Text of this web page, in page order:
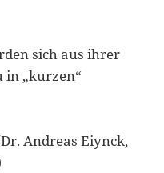
sich aus ihrer
in „kurzen“
Andreas Eiynck,